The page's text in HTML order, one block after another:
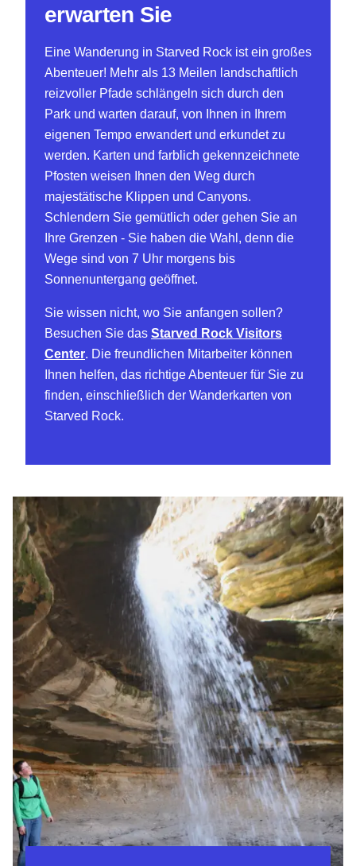
erwarten Sie
Eine Wanderung in Starved Rock ist ein großes
Abenteuer! Mehr als 13 Meilen landschaftlich
reizvoller Pfade schlängeln sich durch den
Park und warten darauf, von Ihnen in Ihrem
eigenen Tempo erwandert und erkundet zu
werden. Karten und farblich gekennzeichnete
Pfosten weisen Ihnen den Weg durch
majestätische Klippen und Canyons.
Schlendern Sie gemütlich oder gehen Sie an
Ihre Grenzen - Sie haben die Wahl, denn die
Wege sind von 7 Uhr morgens bis
Sonnenuntergang geöffnet.
Sie wissen nicht, wo Sie anfangen sollen?
Besuchen Sie das Starved Rock Visitors
Center. Die freundlichen Mitarbeiter können
Ihnen helfen, das richtige Abenteuer für Sie zu
finden, einschließlich der Wanderkarten von
Starved Rock.